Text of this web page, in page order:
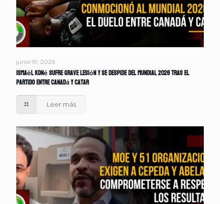
junio 19, 2026
Ismaël Koné sufre grave lesión y se despide del Mundial 2026 tras el
partido entre Canadá y Catar
Leer más